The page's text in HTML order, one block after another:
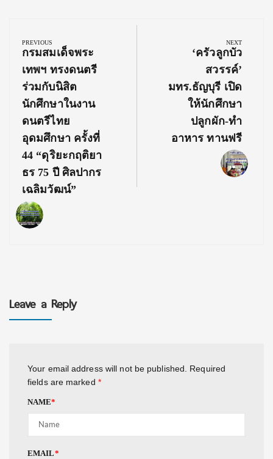
navigation
PREVIOUS
Previous
Post:
กรมสมเด็จพระ
เทพฯ ทรงดนตรี
ร่วมกับนิสิต
นักศึกษาในงาน
ดนตรีไทย
อุดมศึกษา ครั้งที่
44 “ดุริยะกฤติยา
ธร 75 ปี ศิลปากร
เฉลิมวัฒน์”
NEXT
Next
Post:
‘ครัวลูกบัว
สวรรค์’
มทร.ธัญบุรี เปิด
ให้นักศึกษา
ปลูกผัก-ทำ
อาหาร ทานฟรี
Leave a Reply
Your email address will not be published.
Required
fields are marked *
NAME*
EMAIL*